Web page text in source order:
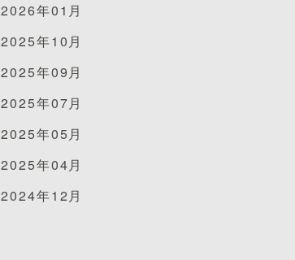
2026年01月
2025年10月
2025年09月
2025年07月
2025年05月
2025年04月
2024年12月